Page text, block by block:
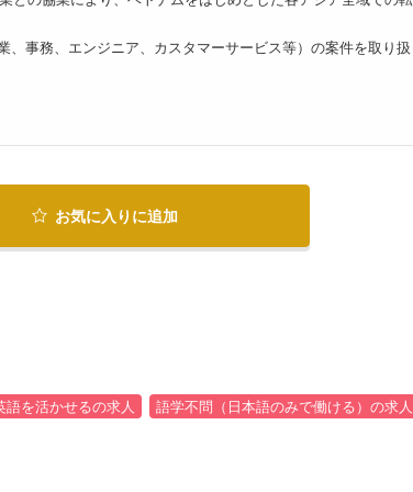
事務、エンジニア、カスタマーサービス等）の案件を取り扱
お気に入り に追加
語を活かせるの求人
語学不問（日本語のみで働ける）の求人